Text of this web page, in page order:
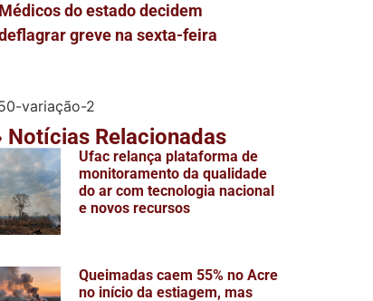
Médicos do estado decidem
greve na sexta-feira
Notícias Relacionadas
Ufac relança plataforma de
monitoramento da qualidade
do ar com tecnologia nacional
e novos recursos
Queimadas caem 55% no Acre
no início da estiagem, mas